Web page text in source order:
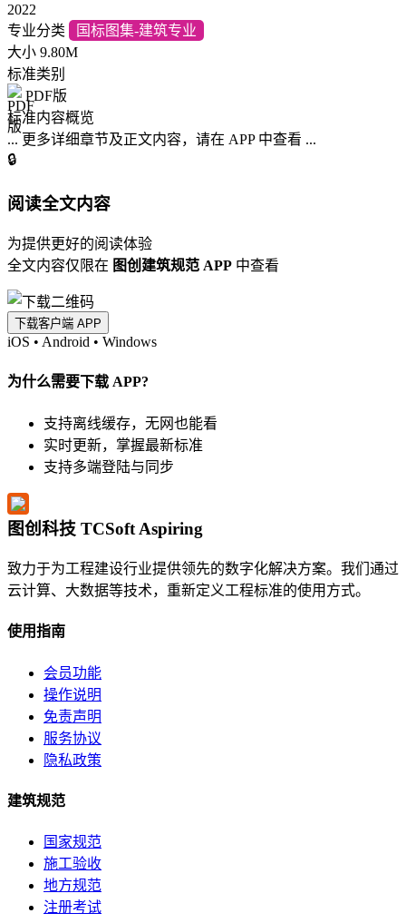
2022
专业分类
国标图集-建筑专业
大小 9.80M
标准类别
PDF版
标准内容概览
... 更多详细章节及正文内容，请在 APP 中查看 ...
🔒
阅读全文内容
为提供更好的阅读体验
全文内容仅限在 图创建筑规范 APP 中查看
下载客户端 APP
iOS • Android • Windows
为什么需要下载 APP?
支持离线缓存，无网也能看
实时更新，掌握最新标准
支持多端登陆与同步
图创科技 TCSoft Aspiring
致力于为工程建设行业提供领先的数字化解决方案。我们通过
云计算、大数据等技术，重新定义工程标准的使用方式。
使用指南
会员功能
操作说明
免责声明
服务协议
隐私政策
建筑规范
国家规范
施工验收
地方规范
注册考试